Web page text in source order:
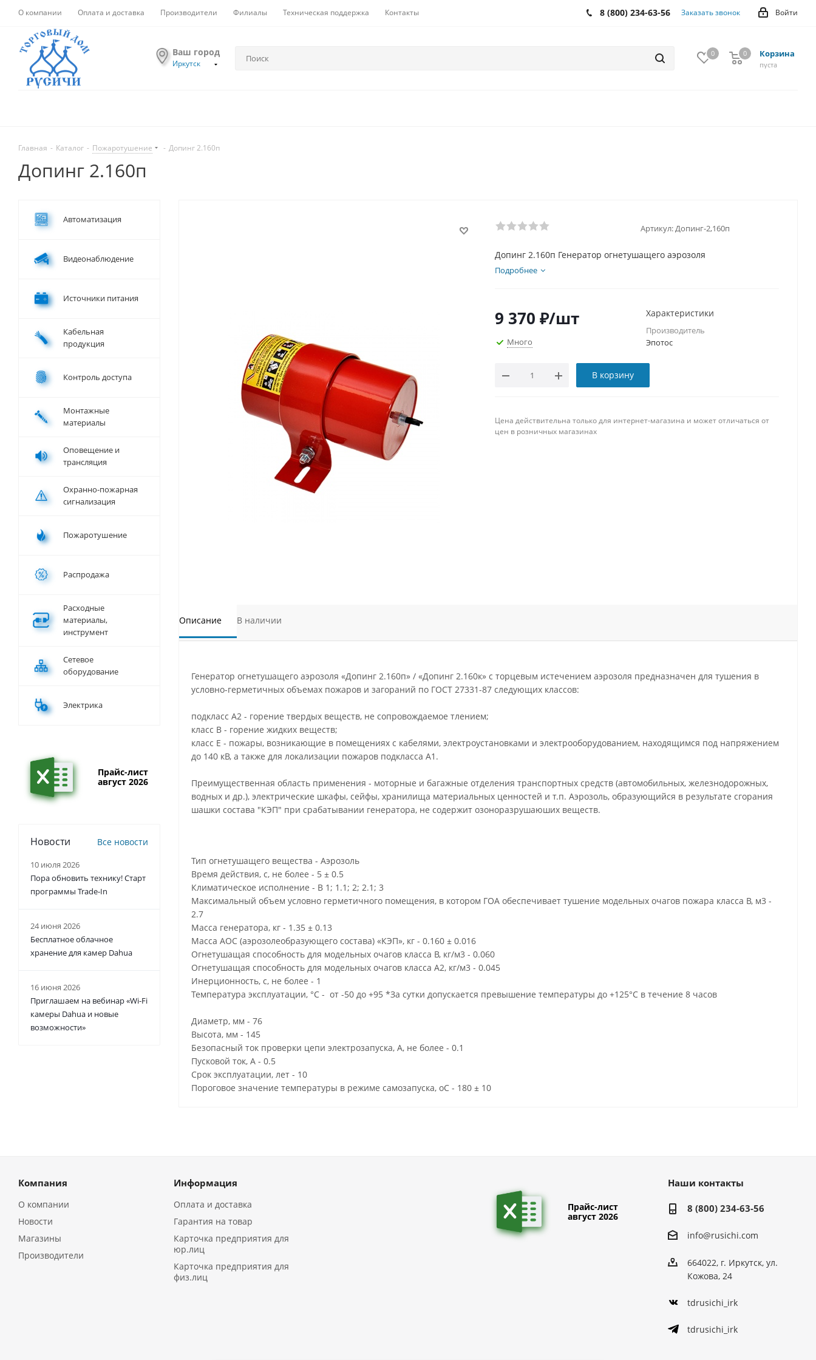
О компании Оплата и доставка Производители Филиалы Техническая поддержка Контакты Войти
8 (800) 234-63-56 Заказать звонок
Ваш город
Иркутск
0 Корзина
0
пуста
0
Главная - Каталог - Пожаротушение - Допинг 2.160п
Допинг 2.160п
Артикул:Допинг-2,160п
Допинг 2.160п Генератор огнетушащего аэрозоля
Подробнее
9 370 ₽/шт
Много
В корзину
Характеристики
Производитель
Эпотос
Цена действительна только для интернет-магазина и может отличаться от
цен в розничных магазинах
Описание В наличии
Генератор огнетушащего аэрозоля «Допинг 2.160п» / «Допинг 2.160к» с торцевым истечением аэрозоля предназначен для тушения в
условно-герметичных объемах пожаров и загораний по ГОСТ 27331-87 следующих классов:
подкласс А2 - горение твердых веществ, не сопровождаемое тлением;
класс В - горение жидких веществ;
класс Е - пожары, возникающие в помещениях с кабелями, электроустановками и электрооборудованием, находящимся под напряжением
до 140 кВ, а также для локализации пожаров подкласса А1.
Преимущественная область применения - моторные и багажные отделения транспортных средств (автомобильных, железнодорожных,
водных и др.), электрические шкафы, сейфы, хранилища материальных ценностей и т.п. Аэрозоль, образующийся в результате сгорания
шашки состава "КЭП" при срабатывании генератора, не содержит озоноразрушаюших веществ.
Тип огнетушащего вещества - Аэрозоль
Время действия, с, не более - 5 ± 0.5
Климатическое исполнение - В 1; 1.1; 2; 2.1; 3
Максимальный объем условно герметичного помещения, в котором ГОА обеспечивает тушение модельных очагов пожара класса В, м3 -
2.7
Масса генератора, кг - 1.35 ± 0.13
Масса АОС (аэрозолеобразующего состава) «КЭП», кг - 0.160 ± 0.016
Огнетушащая способность для модельных очагов класса В, кг/м3 - 0.060
Огнетушащая способность для модельных очагов класса A2, кг/м3 - 0.045
Инерционность, с, не более - 1
Температура эксплуатации, °C - от -50 до +95 *За сутки допускается превышение температуры до +125°С в течение 8 часов
Диаметр, мм - 76
Высота, мм - 145
Безопасный ток проверки цепи электрозапуска, А, не более - 0.1
Пусковой ток, А - 0.5
Срок эксплуатации, лет - 10
Пороговое значение температуры в режиме самозапуска, оС - 180 ± 10
Автоматизация
Видеонаблюдение
Источники питания
Кабельная
продукция
Контроль доступа
Монтажные
материалы
Оповещение и
трансляция
Охранно-пожарная
сигнализация
Пожаротушение
Распродажа
Расходные
материалы,
инструмент
Сетевое
оборудование
Электрика
Прайс-лист
август 2026
Новости Все новости
10 июля 2026
Пора обновить технику! Старт
программы Trade-In
24 июня 2026
Бесплатное облачное
хранение для камер Dahua
16 июня 2026
Приглашаем на вебинар «Wi-Fi
камеры Dahua и новые
возможности»
Компания
О компании
Новости
Магазины
Производители
Информация
Оплата и доставка
Гарантия на товар
Карточка предприятия для
юр.лиц
Карточка предприятия для
физ.лиц
Прайс-лист
август 2026
Наши контакты
8 (800) 234-63-56
info@rusichi.com
664022, г. Иркутск, ул.
Кожова, 24
tdrusichi_irk
tdrusichi_irk